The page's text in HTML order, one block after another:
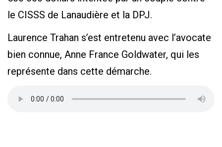
le CISSS de Lanaudière et la DPJ.
Laurence Trahan s’est entretenu avec l’avocate
bien connue, Anne France Goldwater, qui les
représente dans cette démarche.